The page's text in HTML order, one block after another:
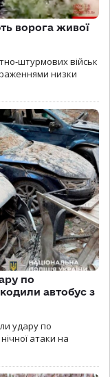
ворога живої
штурмових військ
низки
по
автобус з
удару по
атаки на